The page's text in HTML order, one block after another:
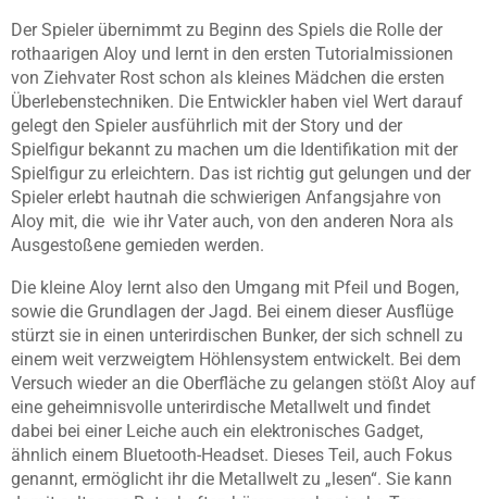
Der Spieler übernimmt zu Beginn des Spiels die Rolle der
rothaarigen Aloy und lernt in den ersten Tutorialmissionen
von Ziehvater Rost schon als kleines Mädchen die ersten
Überlebenstechniken. Die Entwickler haben viel Wert darauf
gelegt den Spieler ausführlich mit der Story und der
Spielfigur bekannt zu machen um die Identifikation mit der
Spielfigur zu erleichtern. Das ist richtig gut gelungen und der
Spieler erlebt hautnah die schwierigen Anfangsjahre von
Aloy mit, die wie ihr Vater auch, von den anderen Nora als
Ausgestoßene gemieden werden.
Die kleine Aloy lernt also den Umgang mit Pfeil und Bogen,
sowie die Grundlagen der Jagd. Bei einem dieser Ausflüge
stürzt sie in einen unterirdischen Bunker, der sich schnell zu
einem weit verzweigtem Höhlensystem entwickelt. Bei dem
Versuch wieder an die Oberfläche zu gelangen stößt Aloy auf
eine geheimnisvolle unterirdische Metallwelt und findet
dabei bei einer Leiche auch ein elektronisches Gadget,
ähnlich einem Bluetooth-Headset. Dieses Teil, auch Fokus
genannt, ermöglicht ihr die Metallwelt zu „lesen“. Sie kann